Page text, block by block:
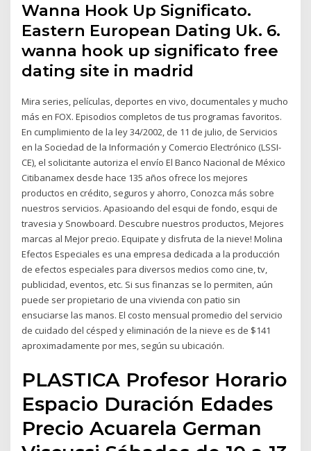
Wanna Hook Up Significato.
Eastern European Dating Uk. 6.
wanna hook up significato free
dating site in madrid
Mira series, películas, deportes en vivo, documentales y mucho
más en FOX. Episodios completos de tus programas favoritos.
En cumplimiento de la ley 34/2002, de 11 de julio, de Servicios
en la Sociedad de la Información y Comercio Electrónico (LSSI-
CE), el solicitante autoriza el envío El Banco Nacional de México
Citibanamex desde hace 135 años ofrece los mejores
productos en crédito, seguros y ahorro, Conozca más sobre
nuestros servicios. Apasioando del esqui de fondo, esqui de
travesia y Snowboard. Descubre nuestros productos, Mejores
marcas al Mejor precio. Equipate y disfruta de la nieve! Molina
Efectos Especiales es una empresa dedicada a la producción
de efectos especiales para diversos medios como cine, tv,
publicidad, eventos, etc. Si sus finanzas se lo permiten, aún
puede ser propietario de una vivienda con patio sin
ensuciarse las manos. El costo mensual promedio del servicio
de cuidado del césped y eliminación de la nieve es de $141
aproximadamente por mes, según su ubicación.
PLASTICA Profesor Horario
Espacio Duración Edades
Precio Acuarela German